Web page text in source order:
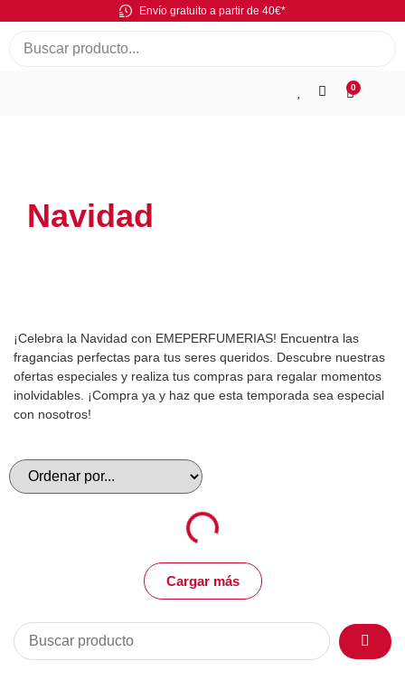
Envío gratuito a partir de 40€*
0
Navidad
¡Celebra la Navidad con EMEPERFUMERIAS! Encuentra las
fragancias perfectas para tus seres queridos. Descubre nuestras
ofertas especiales y realiza tus compras para regalar momentos
inolvidables. ¡Compra ya y haz que esta temporada sea especial
con nosotros!
Cargar más